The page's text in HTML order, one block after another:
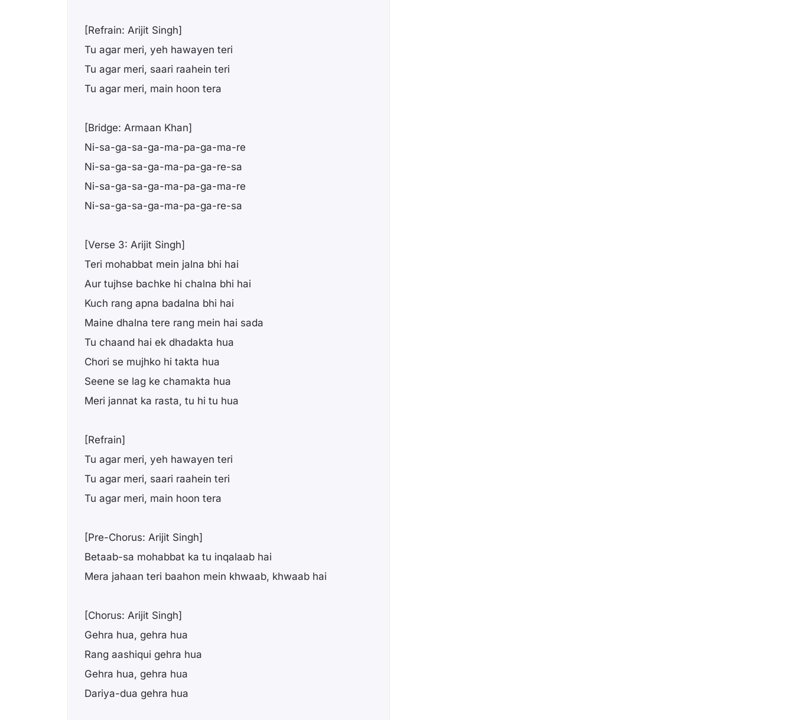
[Refrain: Arijit Singh]
Tu agar meri, yeh hawayen teri
Tu agar meri, saari raahein teri
Tu agar meri, main hoon tera
[Bridge: Armaan Khan]
Ni-sa-ga-sa-ga-ma-pa-ga-ma-re
Ni-sa-ga-sa-ga-ma-pa-ga-re-sa
Ni-sa-ga-sa-ga-ma-pa-ga-ma-re
Ni-sa-ga-sa-ga-ma-pa-ga-re-sa
[Verse 3: Arijit Singh]
Teri mohabbat mein jalna bhi hai
Aur tujhse bachke hi chalna bhi hai
Kuch rang apna badalna bhi hai
Maine dhalna tere rang mein hai sada
Tu chaand hai ek dhadakta hua
Chori se mujhko hi takta hua
Seene se lag ke chamakta hua
Meri jannat ka rasta, tu hi tu hua
[Refrain]
Tu agar meri, yeh hawayen teri
Tu agar meri, saari raahein teri
Tu agar meri, main hoon tera
[Pre-Chorus: Arijit Singh]
Betaab-sa mohabbat ka tu inqalaab hai
Mera jahaan teri baahon mein khwaab, khwaab hai
[Chorus: Arijit Singh]
Gehra hua, gehra hua
Rang aashiqui gehra hua
Gehra hua, gehra hua
Dariya-dua gehra hua